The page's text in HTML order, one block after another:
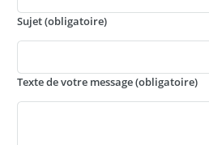
Sujet (obligatoire)
Texte de votre message (obligatoire)